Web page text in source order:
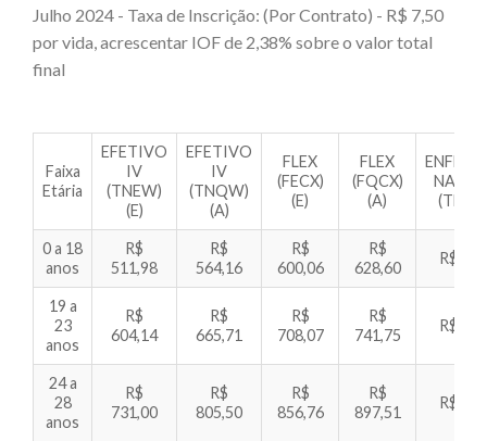
Julho 2024 - Taxa de Inscrição: (Por Contrato) - R$ 7,50
por vida, acrescentar IOF de 2,38% sobre o valor total
final
Faixa
Etária
EFETIVO
IV
(TNEW)
(E)
EFETIVO
IV
(TNQW)
(A)
FLEX
(FECX)
(E)
FLEX
(FQCX)
(A)
0 a 18
anos
R$
511,98
R$
564,16
R$
600,06
R$
628,60
R$
19 a
23
anos
R$
604,14
R$
665,71
R$
708,07
R$
741,75
R$
24 a
28
anos
R$
731,00
R$
805,50
R$
856,76
R$
897,51
R$